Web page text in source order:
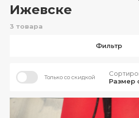
Ижевске
3 товара
Фильтр
Только со скидкой
Размер